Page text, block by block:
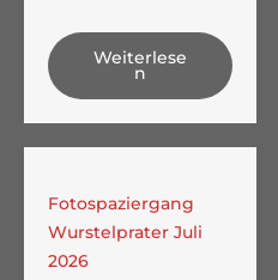
Weiterlese
n
Fotospaziergang
Wurstelprater Juli
2026